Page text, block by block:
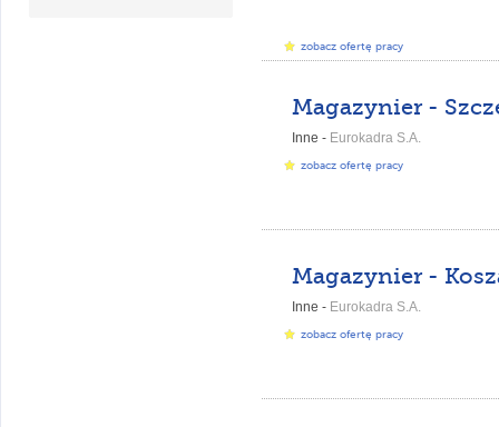
zobacz ofertę pracy
Magazynier -
Inne - Eurokadra S.A.
zobacz ofertę pracy
Magazynier -
Inne - Eurokadra S.A.
zobacz ofertę pracy